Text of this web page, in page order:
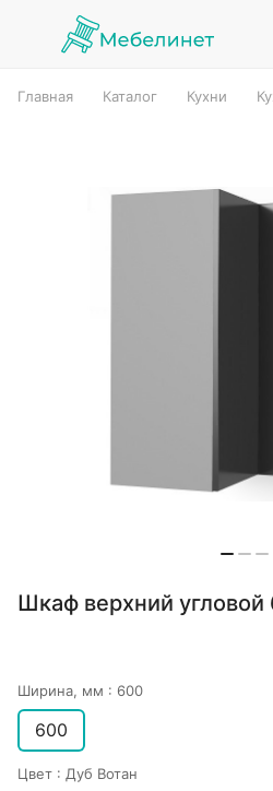
Главная Каталог Кухни
Шкаф верхний
Ширина, мм : 600
600
Цвет : Дуб Вотан